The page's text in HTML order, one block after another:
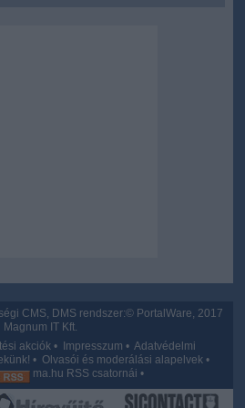
CMS, DMS rendszer:© PortalWare, 2017
Magnum IT Kft.
akciók • Impresszum •Adatvédelmi
•Olvasói és moderálási alapelvek •
ma.hu RSS csatornái •